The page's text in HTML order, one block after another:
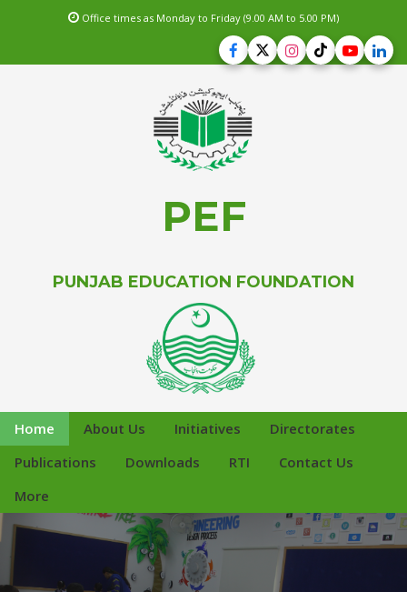
Office times as Monday to Friday (9.00 AM to 5.00 PM)
PEF
PUNJAB EDUCATION FOUNDATION
Home About Us Initiatives
Directorates
Publications
Downloads RTI
Contact Us
More